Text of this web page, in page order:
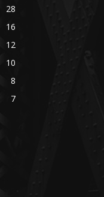
28
16
12
10
8
7